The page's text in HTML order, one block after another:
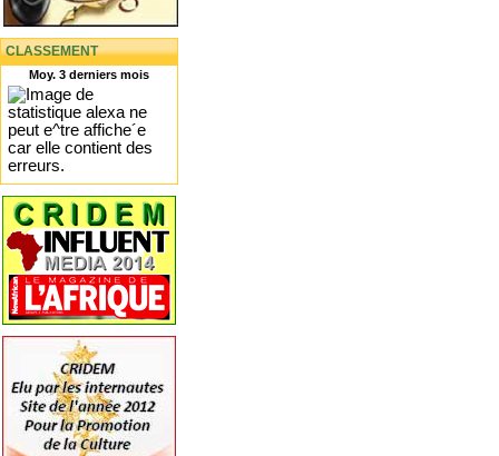
CLASSEMENT
Moy. 3 derniers mois